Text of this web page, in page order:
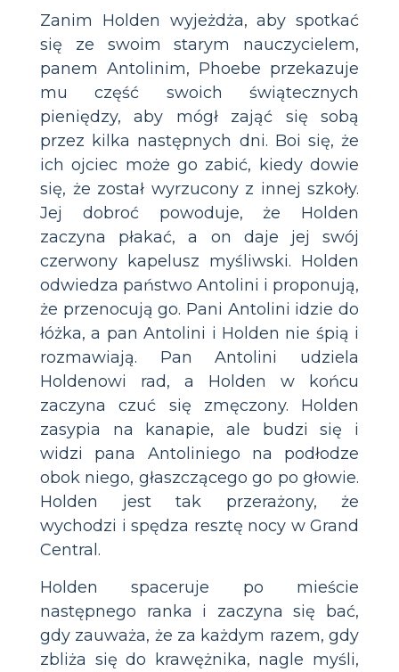
Zanim Holden wyjeżdża, aby spotkać
się ze swoim starym nauczycielem,
panem Antolinim, Phoebe przekazuje
mu część swoich świątecznych
pieniędzy, aby mógł zająć się sobą
przez kilka następnych dni. Boi się, że
ich ojciec może go zabić, kiedy dowie
się, że został wyrzucony z innej szkoły.
Jej dobroć powoduje, że Holden
zaczyna płakać, a on daje jej swój
czerwony kapelusz myśliwski. Holden
odwiedza państwo Antolini i proponują,
że przenocują go. Pani Antolini idzie do
łóżka, a pan Antolini i Holden nie śpią i
rozmawiają. Pan Antolini udziela
Holdenowi rad, a Holden w końcu
zaczyna czuć się zmęczony. Holden
zasypia na kanapie, ale budzi się i
widzi pana Antoliniego na podłodze
obok niego, głaszczącego go po głowie.
Holden jest tak przerażony, że
wychodzi i spędza resztę nocy w Grand
Central.
Holden spaceruje po mieście
następnego ranka i zaczyna się bać,
gdy zauważa, że za każdym razem, gdy
zbliża się do krawężnika, nagle myśli,